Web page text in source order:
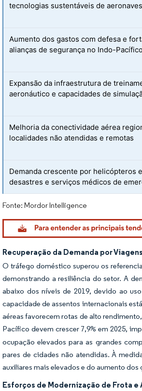
tecnologias sustentáveis de aeronaves
Aumento dos gastos com defesa e
alianças de segurança no Indo-
Expansão da infraestrutura de
aeronáutico e capacidades de
Melhoria da conectividade aérea
localidades não atendidas e remotas
Demanda crescente por helicópteros
desastres e serviços médicos de
Fonte: Mordor Intelligence
Recuperação da Demanda por
O tráfego doméstico superou os
demonstrando a resiliência do setor. A
abaixo dos níveis de 2019, devido ao
capacidade de assentos internacionais
aéreas favorecem rotas de alto
Pacífico devem crescer 7,9% em 2025,
ocupação elevados para as grandes
pares de cidades não atendidas. À
auxiliares mais elevados e do aumento
Esforços de Modernização de Frota